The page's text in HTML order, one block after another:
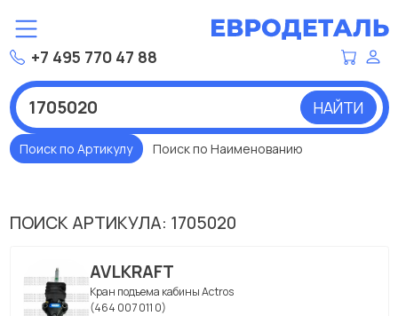
+7 495 770 47 88
НАЙТИ
Поиск по Артикулу Поиск по Наименованию
ПОИСК АРТИКУЛА: 1705020
AVLKRAFT
Кран подъема кабины Actros
(464 007 011 0)